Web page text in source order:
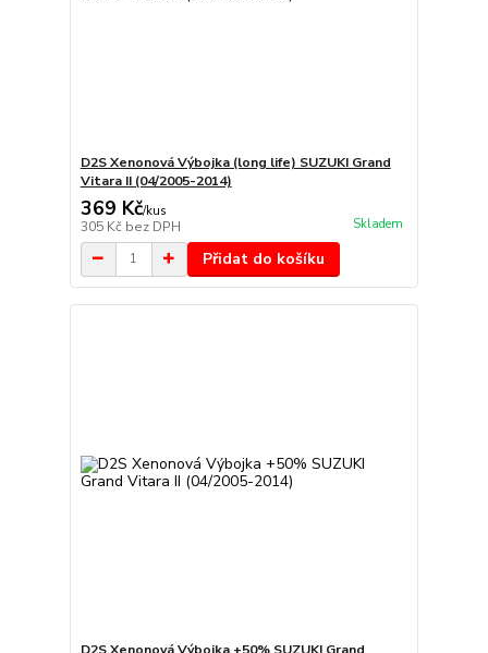
D2S Xenonová Výbojka (long life) SUZUKI Grand
Vitara II (04/2005-2014)
369 Kč/kus
305 Kč bez DPH Skladem
Přidat do košíku